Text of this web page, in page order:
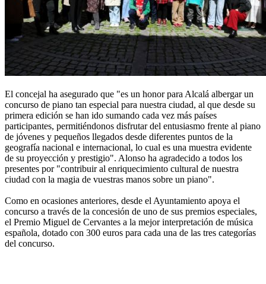
El concejal ha asegurado que "es un honor para Alcalá albergar un
concurso de piano tan especial para nuestra ciudad, al que desde su
primera edición se han ido sumando cada vez más países
participantes, permitiéndonos disfrutar del entusiasmo frente al piano
de jóvenes y pequeños llegados desde diferentes puntos de la
geografía nacional e internacional, lo cual es una muestra evidente
de su proyección y prestigio". Alonso ha agradecido a todos los
presentes por "contribuir al enriquecimiento cultural de nuestra
ciudad con la magia de vuestras manos sobre un piano".
Como en ocasiones anteriores, desde el Ayuntamiento apoya el
concurso a través de la concesión de uno de sus premios especiales,
el Premio Miguel de Cervantes a la mejor interpretación de música
española, dotado con 300 euros para cada una de las tres categorías
del concurso.